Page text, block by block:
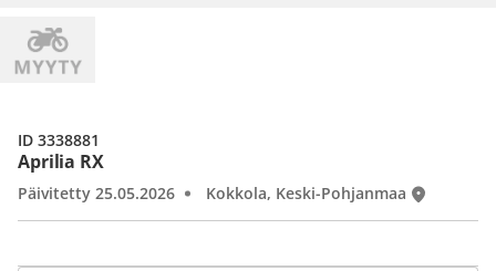
Aprilia RX
Päivitetty 25.05.2026 Kokkola, Keski-Pohjanmaa
ID 3338881